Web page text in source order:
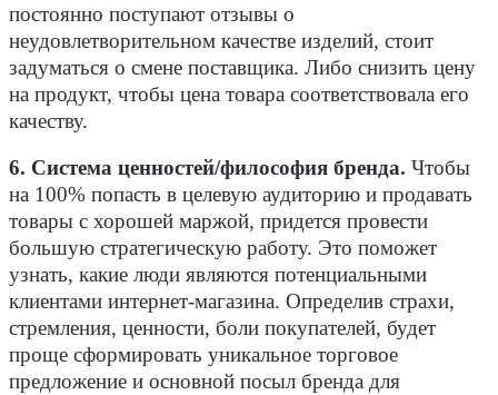
постоянно поступают отзывы о
неудовлетворительном качестве изделий, стоит
задуматься о смене поставщика. Либо снизить цену
на продукт, чтобы цена товара соответствовала его
качеству.
6. Система ценностей/философия бренда. Чтобы
на 100% попасть в целевую аудиторию и продавать
товары с хорошей маржой, придется провести
большую стратегическую работу. Это поможет
узнать, какие люди являются потенциальными
клиентами интернет-магазина. Определив страхи,
стремления, ценности, боли покупателей, будет
проще сформировать уникальное торговое
предложение и основной посыл бренда для